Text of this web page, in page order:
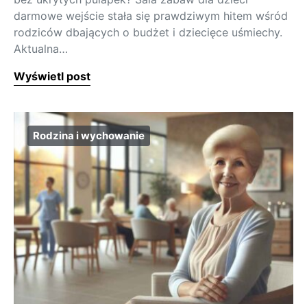
darmowe wejście stała się prawdziwym hitem wśród
rodziców dbających o budżet i dziecięce uśmiechy.
Aktualna…
Wyświetl post
Rodzina i wychowanie